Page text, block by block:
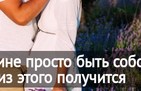
просто быть
этого получится